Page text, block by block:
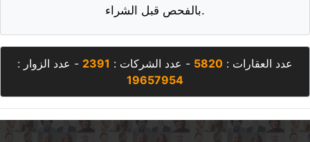
بالفحص قبل الشراء.
عدد العقارات : 5820 - عدد الشركات : 2391 - عدد الزوار :
19657954